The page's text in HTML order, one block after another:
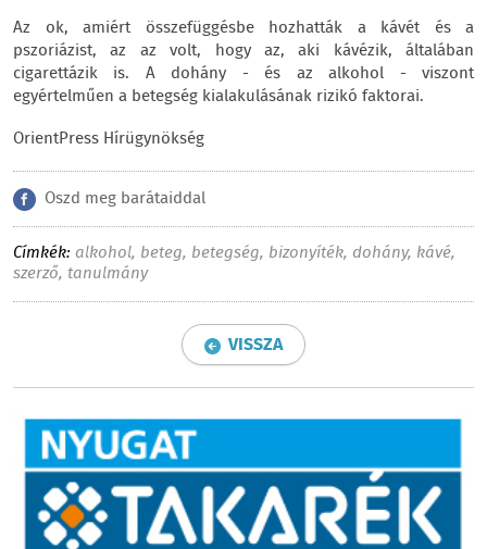
Az ok, amiért összefüggésbe hozhatták a kávét és a
pszoriázist, az az volt, hogy az, aki kávézik, általában
cigarettázik is. A dohány - és az alkohol - viszont
egyértelműen a betegség kialakulásának rizikó faktorai.
OrientPress Hírügynökség
Oszd meg barátaiddal
Címkék: alkohol, beteg, betegség, bizonyíték, dohány, kávé,
szerző, tanulmány
VISSZA